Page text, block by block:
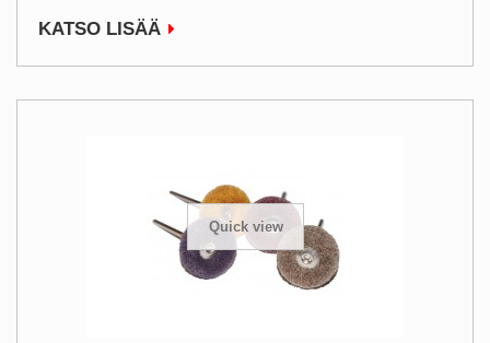
KATSO LISÄÄ
Quick view